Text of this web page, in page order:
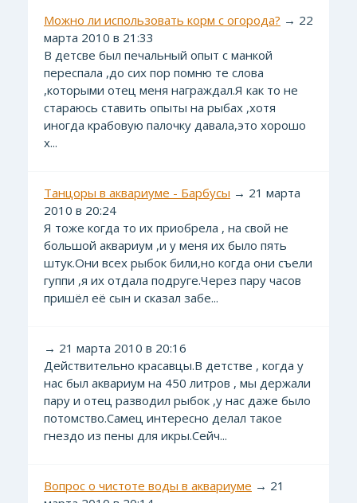
Можно ли использовать корм с огорода? → 22
марта 2010 в 21:33
В детсве был печальный опыт с манкой
переспала ,до сих пор помню те слова
,которыми отец меня награждал.Я как то не
стараюсь ставить опыты на рыбах ,хотя
иногда крабовую палочку давала,это хорошо
х...
Танцоры в аквариуме - Барбусы → 21 марта
2010 в 20:24
Я тоже когда то их приобрела , на свой не
большой аквариум ,и у меня их было пять
штук.Они всех рыбок били,но когда они съели
гуппи ,я их отдала подруге.Через пару часов
пришёл её сын и сказал забе...
→ 21 марта 2010 в 20:16
Действительно красавцы.В детстве , когда у
нас был аквариум на 450 литров , мы держали
пару и отец разводил рыбок ,у нас даже было
потомство.Самец интересно делал такое
гнездо из пены для икры.Сейч...
Вопрос о чистоте воды в аквариуме → 21